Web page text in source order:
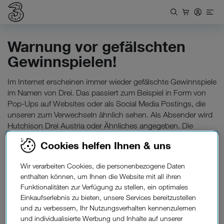
Warnung vor gefälschten
Gewinnspielen!
Im Internet erscheinen immer wieder gefälschte Gewinnspiele
im Namen von Drei. Das passiert zum Beispiel in Form von
Pop-Ups auf Websites oder als Social Media Postings, die
unseren zum Verwechseln ähnlich sehen. Als Absender wird
Hutchison Drei Austria oder Ähnliches angegeben. Die
Echtheit unserer Social Media Seiten ist durch den blauen
Haken zu erkennen, da unsere Kanäle offiziell verifiziert
Achtung: Gewinnspiele ohne ersichtlichen Verweis zu
Teilnahmebedingungen bzw. Impressum stammen NICHT
von Drei. Unter keinen Umständen sollten Sie hier Links
anklicken oder Daten eingeben.
Cookies helfen Ihnen & uns
Wir verarbeiten Cookies, die personenbezogene Daten
enthalten können, um Ihnen die Website mit all ihren
Funktionalitäten zur Verfügung zu stellen, ein optimales
Einkaufserlebnis zu bieten, unsere Services bereitzustellen
und zu verbessern, Ihr Nutzungsverhalten kennenzulernen
und individualisierte Werbung und Inhalte auf unserer